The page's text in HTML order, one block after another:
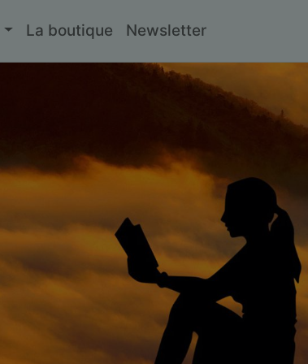
La boutique Newsletter